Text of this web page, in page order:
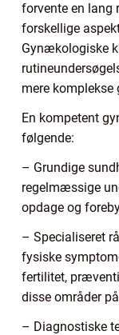
forvente en lang
forskellige
Gynækologiske
mere
En kompetent
følgende:
– Grundige
regelmæssige
opdage og
– Specialiseret
fysiske
fertilitet,
disse områder
– Diagnostiske